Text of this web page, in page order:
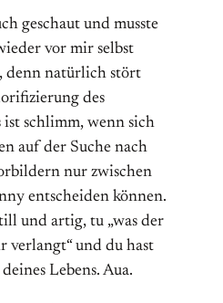
geschaut und musste
vor mir selbst
denn natürlich stört
des
ist schlimm, wenn sich
auf der Suche nach
nur zwischen
entscheiden können.
und artig, tu „was der
verlangt“ und du hast
Lebens. Aua.